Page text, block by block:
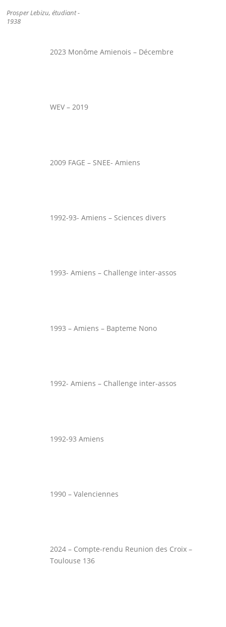
Prosper Lebizu, étudiant -
1938
2023 Monôme Amienois – Décembre
WEV – 2019
2009 FAGE – SNEE- Amiens
1992-93- Amiens – Sciences divers
1993- Amiens – Challenge inter-assos
1993 – Amiens – Bapteme Nono
1992- Amiens – Challenge inter-assos
1992-93 Amiens
1990 – Valenciennes
2024 – Compte-rendu Reunion des Croix –
Toulouse 136